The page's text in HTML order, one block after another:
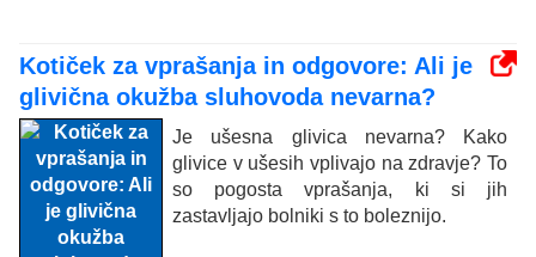
Kotiček za vprašanja in odgovore: Ali je
glivična okužba sluhovoda nevarna?
Je ušesna glivica nevarna? Kako
glivice v ušesih vplivajo na zdravje? To
so pogosta vprašanja, ki si jih
zastavljajo bolniki s to boleznijo.